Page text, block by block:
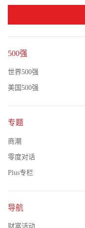
500强
世界500强
美国500强
专题
商潮
零度对话
Plus专栏
导航
财富活动